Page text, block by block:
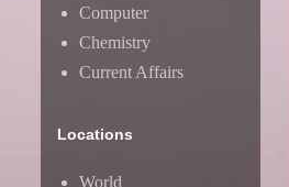
Computer
Chemistry
Current Affairs
Locations
World